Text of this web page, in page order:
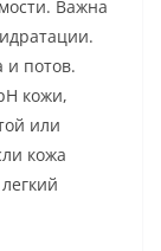
Важна
потов.
кожи,
или
кожа